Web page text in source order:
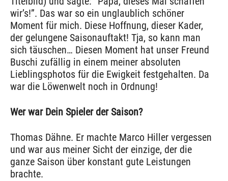
wir’s!”. Das war so ein unglaublich schöner
Moment für mich. Diese Hoffnung, dieser Kader,
der gelungene Saisonauftakt! Tja, so kann man
sich täuschen… Diesen Moment hat unser Freund
Buschi zufällig in einem meiner absoluten
Lieblingsphotos für die Ewigkeit festgehalten. Da
war die Löwenwelt noch in Ordnung!
Wer war Dein Spieler der Saison?
Thomas Dähne. Er machte Marco Hiller vergessen
und war aus meiner Sicht der einzige, der die
ganze Saison über konstant gute Leistungen
brachte.